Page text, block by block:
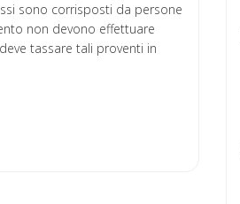
sono corrisposti da persone
non devono effettuare
tassare tali proventi in